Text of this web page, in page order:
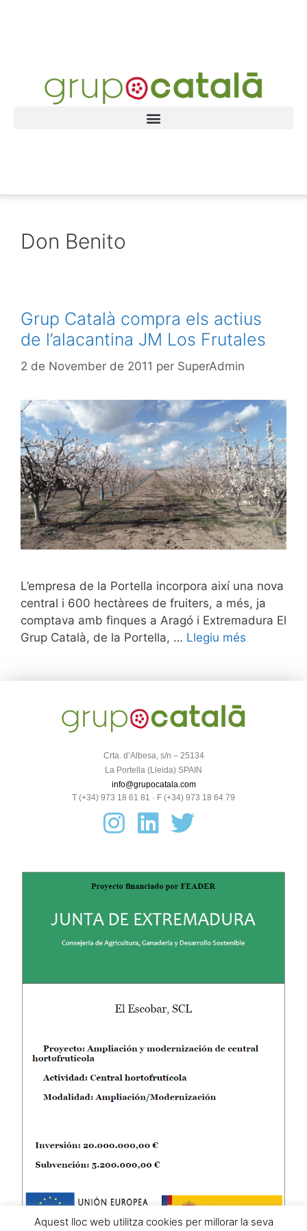
Don Benito
Grup Català compra els actius
de l’alacantina JM Los Frutales
2 de November de 2011 per SuperAdmin
L’empresa de la Portella incorpora així una nova
central i 600 hectàrees de fruiters, a més, ja
comptava amb finques a Aragó i Extremadura El
Grup Català, de la Portella, … Llegiu més
Crta. d’Albesa, s/n – 25134
La Portella (Lleida) SPAIN
info@grupocatala.com
T (+34) 973 18 61 81 · F (+34) 973 18 64 79
Aquest lloc web utilitza cookies per millorar la seva